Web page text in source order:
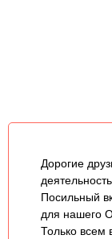
Дорогие
Посильный
для нашего
Только всем